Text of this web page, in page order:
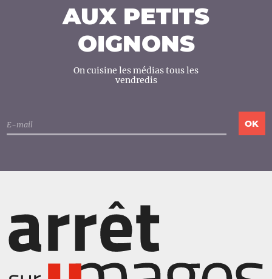
AUX PETITS
OIGNONS
On cuisine les médias tous les
vendredis